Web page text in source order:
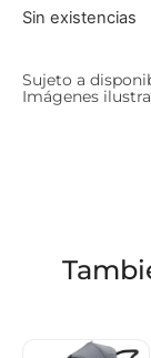
Sin existencias
Sujeto a
Imágenes